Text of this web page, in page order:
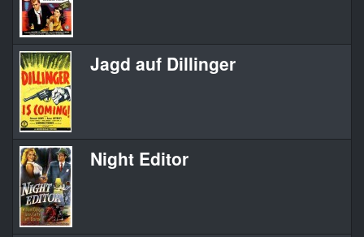
Jagd auf Dillinger
Night Editor